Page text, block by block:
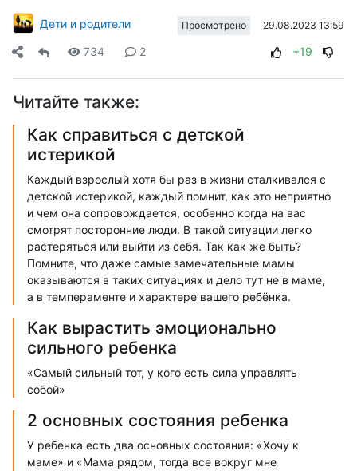
Дети и родители Просмотрено 29.08.2023 13:59
734 2 +19
Читайте также:
Как справиться с детской
истерикой
Каждый взрослый хотя бы раз в жизни сталкивался с
детской истерикой, каждый помнит, как это неприятно
и чем она сопровождается, особенно когда на вас
смотрят посторонние люди. В такой ситуации легко
растеряться или выйти из себя. Так как же быть?
Помните, что даже самые замечательные мамы
оказываются в таких ситуациях и дело тут не в маме,
а в темпераменте и характере вашего ребёнка.
Как вырастить эмоционально
сильного ребенка
«Самый сильный тот, у кого есть сила управлять
собой»
2 основных состояния ребенка
У ребенка есть два основных состояния: «Хочу к
маме» и «Мама рядом, тогда все вокруг мне